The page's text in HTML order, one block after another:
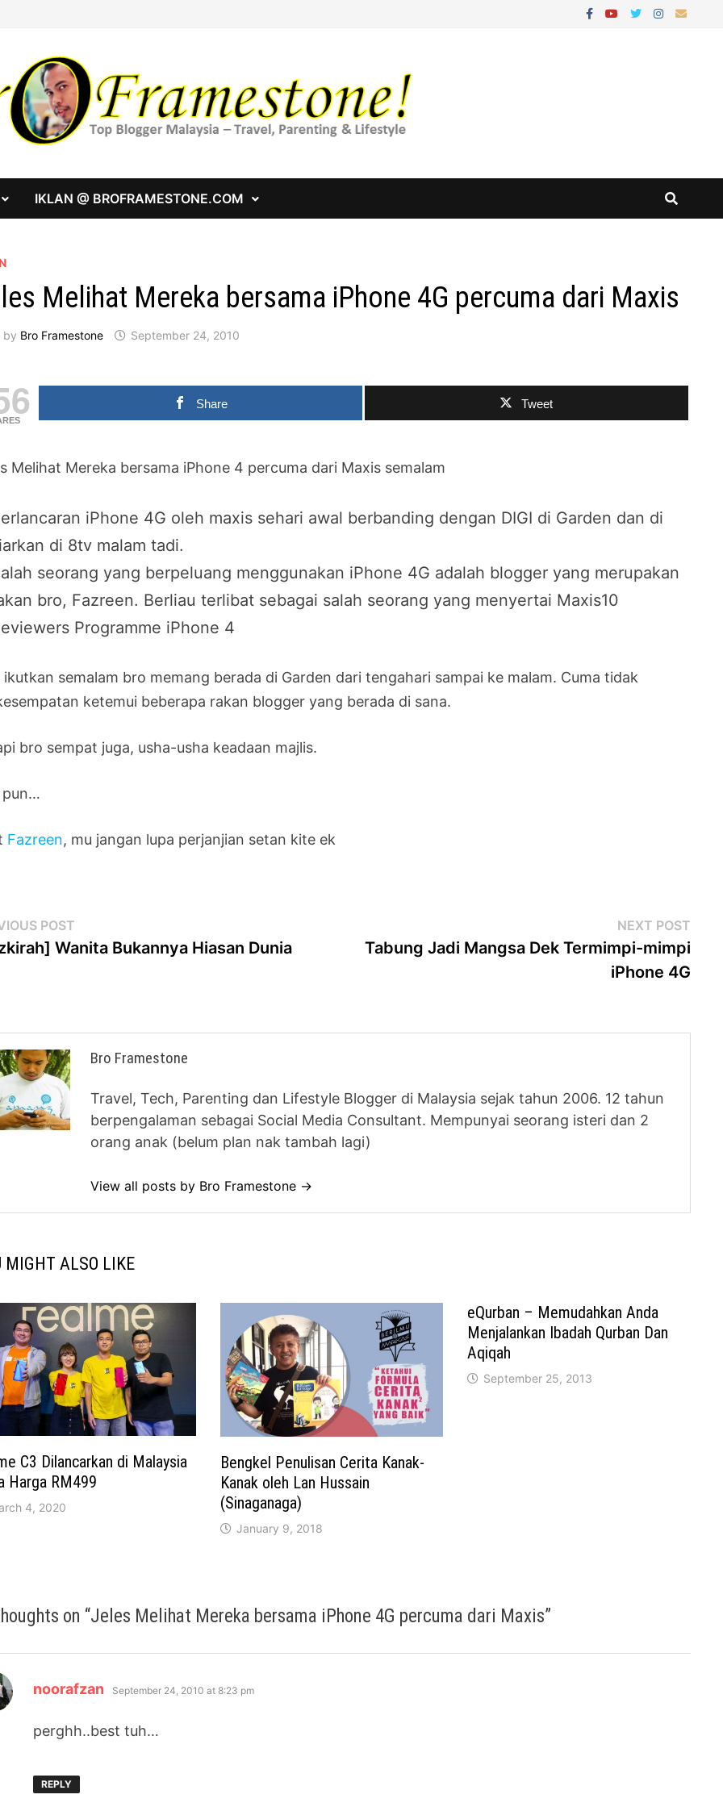
IKLAN @ BROFRAMESTONE.COM
Melihat Mereka bersama iPhone 4G percuma dari Maxis
by Bro Framestone September 24, 2010
Share Tweet
Melihat Mereka bersama iPhone 4 percuma dari Maxis semalam
iPhone 4G oleh maxis sehari awal berbanding dengan DIGI di Garden dan di
di 8tv malam tadi.
seorang yang berpeluang menggunakan iPhone 4G adalah blogger yang merupakan
bro, Fazreen. Berliau terlibat sebagai salah seorang yang menyertai Maxis10
Programme iPhone 4
ikutkan semalam bro memang berada di Garden dari tengahari sampai ke malam. Cuma tidak
ketemui beberapa rakan blogger yang berada di sana.
bro sempat juga, usha-usha keadaan majlis.
pun…
Fazreen, mu jangan lupa perjanjian setan kite ek
POST
post:
Wanita Bukannya Hiasan Dunia
NEXT POSTNext
Tabung Jadi Mangsa Dek Termimpi-mimpi
iPhone 4G
Bro Framestone
Travel, Tech, Parenting dan Lifestyle Blogger di Malaysia sejak tahun 2006. 12 tahun
berpengalaman sebagai Social Media Consultant. Mempunyai seorang isteri dan 2
orang anak (belum plan nak tambah lagi)
View all posts by Bro Framestone →
MIGHT ALSO LIKE
C3 Dilancarkan di Malaysia
Harga RM499
4, 2020
Bengkel Penulisan Cerita Kanak-
Kanak oleh Lan Hussain
(Sinaganaga)
January 9, 2018
eQurban – Memudahkan Anda
Menjalankan Ibadah Qurban Dan
Aqiqah
September 25, 2013
on “Jeles Melihat Mereka bersama iPhone 4G percuma dari Maxis”
noorafzan says:
September 24, 2010 at 8:23 pm
perghh..best tuh…
REPLY